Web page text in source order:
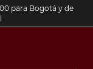
para Bogotá y de